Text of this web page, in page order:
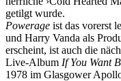
getilgt wurde.
Powerage ist das vorerst
und Harry Vanda als
erscheint, ist auch die
Live-Album If You Want
1978 im Glasgower